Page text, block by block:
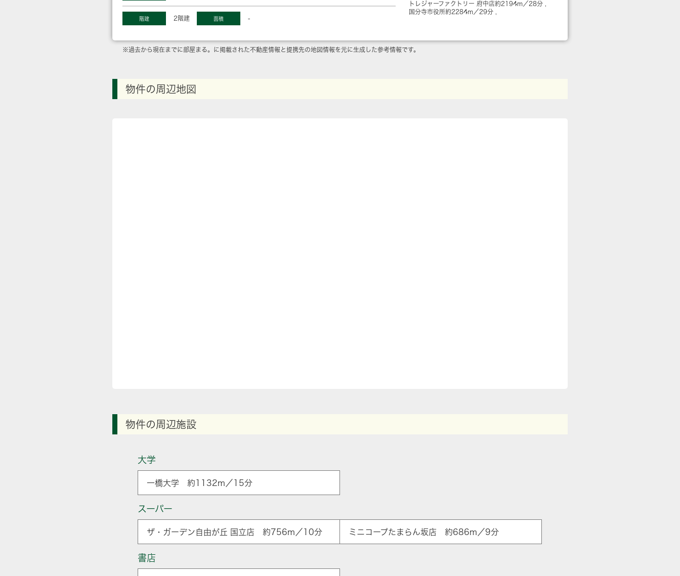
階建 2階建 面積 -
トレジャーファクトリー 府中店約2194m／28分
国分寺市役所約2284m／29分
※過去から現在までに部屋まる。に掲載された不動産情報と提携先の地図情報を元に生成した参考情報です。
物件の周辺地図
物件の周辺施設
大学
一橋大学 約1132m／15分
スーパー
ザ・ガーデン自由が丘 国立店 約756m／10分 ミニコープたまらん坂店 約686m／9分
書店